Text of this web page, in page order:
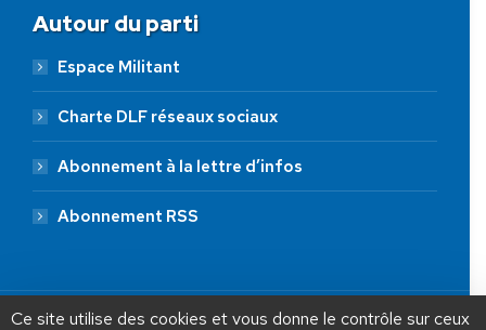
Autour du parti
Espace Militant
Charte DLF réseaux sociaux
Abonnement à la lettre d’infos
Abonnement RSS
JE FAIS UN DON À DLF
Ce site utilise des cookies et vous donne le contrôle sur ceux